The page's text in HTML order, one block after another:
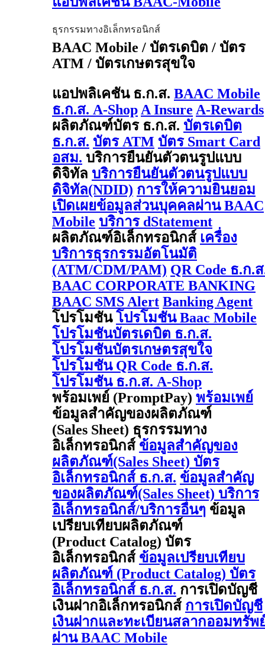
ธุรกรรมทางอิเล็กทรอนิกส์
BAAC Mobile / บัตรเดบิต / บัตร
ATM / บัตรเกษตรสุขใจ
แอปพลิเคชัน ธ.ก.ส. BAAC Mobile
ธ.ก.ส. A-Shop A Insure A-Rewards
ผลิตภัณฑ์บัตร ธ.ก.ส. บัตรเดบิต
ธ.ก.ส. บัตร ATM บัตร Smart Card
อสม. บริการยืนยันตัวตนรูปแบบ
ดิจิทัล บริการยืนยันตัวตนรูปแบบ
ดิจิทัล(NDID) การให้ความยินยอม
เปิดเผยข้อมูลส่วนบุคคลผ่าน BAAC
Mobile บริการ dStatement
ผลิตภัณฑ์อิเล็กทรอนิกส์ เครื่อง
บริการธุรกรรมอัตโนมัติ
(ATM/CDM/PAM) QR Code ธ.ก.
BAAC CORPORATE BANKING
BAAC SMS Alert Banking Agent
โปรโมชัน โปรโมชัน Baac Mobile
โปรโมชันบัตรเดบิต ธ.ก.ส.
โปรโมชันบัตรเกษตรสุขใจ
โปรโมชัน QR Code ธ.ก.ส.
โปรโมชัน ธ.ก.ส. A-Shop
พร้อมเพย์ (PromptPay) พร้อมเพย์
ข้อมูลสำคัญของผลิตภัณฑ์
(Sales Sheet) ธุรกรรมทาง
อิเล็กทรอนิกส์ ข้อมูลสำคัญของ
ผลิตภัณฑ์(Sales Sheet) บัตร
อิเล็กทรอนิกส์ ธ.ก.ส. ข้อมูลสำคัญ
ของผลิตภัณฑ์(Sales Sheet) บริการ
อิเล็กทรอนิกส์/บริการอื่นๆ ข้อมูล
เปรียบเทียบผลิตภัณฑ์
(Product Catalog) บัตร
อิเล็กทรอนิกส์ ข้อมูลเปรียบเทียบ
ผลิตภัณฑ์ (Product Catalog) บัตร
อิเล็กทรอนิกส์ ธ.ก.ส. การเปิดบัญชี
เงินฝากอิเล็กทรอนิกส์ การเปิดบัญชี
เงินฝากและทะเบียนสลากออมทรัพ
ผ่าน BAAC Mobile